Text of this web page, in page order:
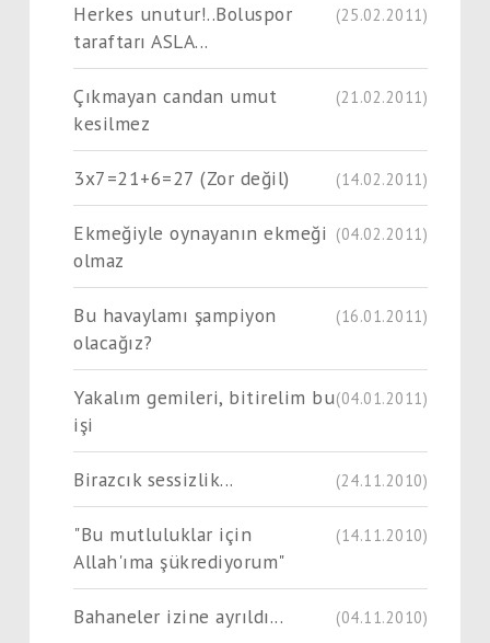
Herkes unutur!..Boluspor
taraftarı ASLA...
(25.02.2011)
Çıkmayan candan umut
kesilmez
(21.02.2011)
3x7=21+6=27 (Zor değil) (14.02.2011)
Ekmeğiyle oynayanın ekmeği
olmaz
(04.02.2011)
Bu havaylamı şampiyon
olacağız?
(16.01.2011)
Yakalım gemileri, bitirelim bu
işi
(04.01.2011)
Birazcık sessizlik... (24.11.2010)
"Bu mutluluklar için
Allah'ıma şükrediyorum"
(14.11.2010)
Bahaneler izine ayrıldı... (04.11.2010)